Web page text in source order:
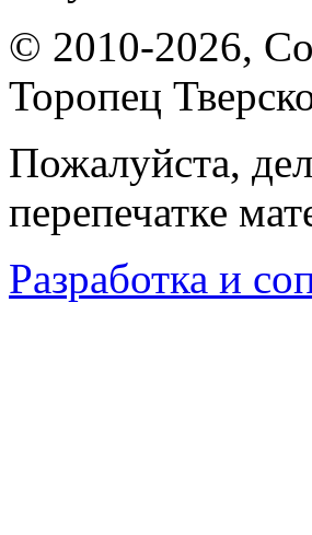
© 2010-2026,
Торопец
Пожалуйста,
перепечатке
Разработка и